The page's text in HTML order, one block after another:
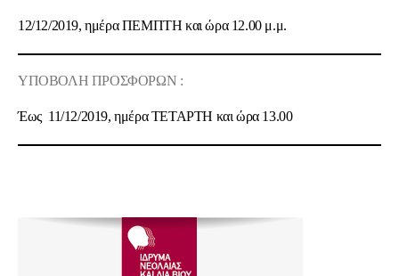
12/12/2019, ημέρα ΠΕΜΠΤΗ και ώρα 12.00 μ.μ.
ΥΠΟΒΟΛΗ ΠΡΟΣΦΟΡΩΝ :
Έως 11/12/2019, ημέρα ΤΕΤΑΡΤΗ και ώρα 13.00